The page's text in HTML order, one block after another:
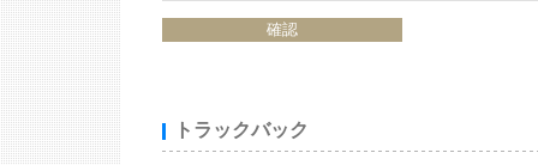
トラックバック